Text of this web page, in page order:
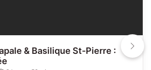
& Basilique St-Pierre :